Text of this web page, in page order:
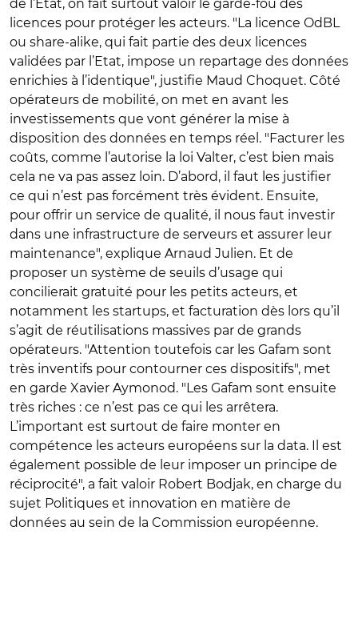
de l’Etat, on fait surtout valoir le garde-fou des
licences pour protéger les acteurs. "La licence OdBL
ou share-alike, qui fait partie des deux licences
validées par l’Etat, impose un repartage des données
enrichies à l’identique", justifie Maud Choquet. Côté
opérateurs de mobilité, on met en avant les
investissements que vont générer la mise à
disposition des données en temps réel. "Facturer les
coûts, comme l’autorise la loi Valter, c’est bien mais
cela ne va pas assez loin. D’abord, il faut les justifier
ce qui n’est pas forcément très évident. Ensuite,
pour offrir un service de qualité, il nous faut investir
dans une infrastructure de serveurs et assurer leur
maintenance", explique Arnaud Julien. Et de
proposer un système de seuils d’usage qui
concilierait gratuité pour les petits acteurs, et
notamment les startups, et facturation dès lors qu’il
s’agit de réutilisations massives par de grands
opérateurs. "Attention toutefois car les Gafam sont
très inventifs pour contourner ces dispositifs", met
en garde Xavier Aymonod. "Les Gafam sont ensuite
très riches : ce n’est pas ce qui les arrêtera.
L’important est surtout de faire monter en
compétence les acteurs européens sur la data. Il est
également possible de leur imposer un principe de
réciprocité", a fait valoir Robert Bodjak, en charge du
sujet Politiques et innovation en matière de
données au sein de la Commission européenne.